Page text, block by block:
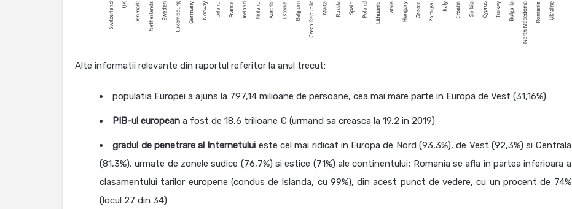
Alte informatii relevante din raportul referitor la anul trecut:
populatia Europei a ajuns la 797,14 milioane de persoane, cea mai mare parte in Europa de Vest (31,16%)
PIB-ul european a fost de 18,6 trilioane € (urmand sa creasca la 19,2 in 2019)
gradul de penetrare al Internetului este cel mai ridicat in Europa de Nord (93,3%), de Vest (92,3%) si Centrala
(81,3%), urmate de zonele sudice (76,7%) si estice (71%) ale continentului; Romania se afla in partea inferioara a
clasamentului tarilor europene (condus de Islanda, cu 99%), din acest punct de vedere, cu un procent de 74%
(locul 27 din 34)